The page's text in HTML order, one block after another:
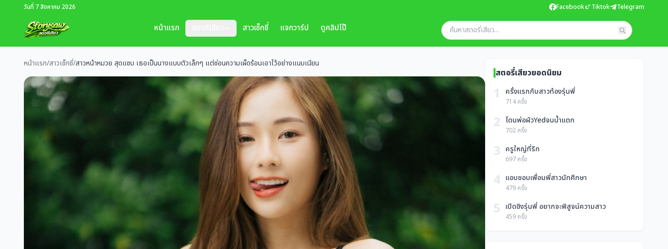
วันที่ 7 สิงหาคม 2026 Facebook Tiktok Telegram
หน้าแรก สาวเซ็กซี่ แจกวาร์ป ดูคลิปโป๊
หน้าแรก/สาวเซ็กซี่/สาวหน้าหมวย สุดแซบ เธอเป็นนางแบบตัวเล็กๆ แต่ซ่อนความเผ็ดร้อนเอาไว้อย่างแนบเนียน
สตอรี่เสียวยอดนิยม
1 ครั้งแรกกับสาวท้องรุ่นพี่
714 ครั้ง
2 โดนพ่อผัวYedจนน้ำแตก
702 ครั้ง
3 ครูใหญ่ที่รัก
697 ครั้ง
4 แอบชอบเพื่อนพี่สาวนักศึกษา
479 ครั้ง
5 เปิดซิงรุ่นพี่ อยากจะพิสูจน์ความสาว
459 ครั้ง